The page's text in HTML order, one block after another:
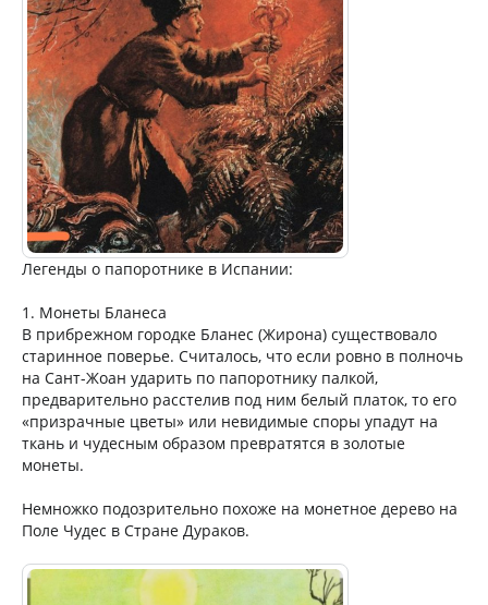
Легенды о папоротнике в Испании:
1. Монеты Бланеса
В прибрежном городке Бланес (Жирона) существовало
старинное поверье. Считалось, что если ровно в полночь
на Сант-Жоан ударить по папоротнику палкой,
предварительно расстелив под ним белый платок, то его
«призрачные цветы» или невидимые споры упадут на
ткань и чудесным образом превратятся в золотые
монеты.
Немножко подозрительно похоже на монетное дерево на
Поле Чудес в Стране Дураков.